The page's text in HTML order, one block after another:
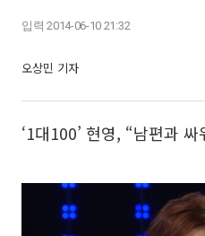
입력 2014-06-10 21:32
오상민 기자
‘1대100’ 현영, “남편과